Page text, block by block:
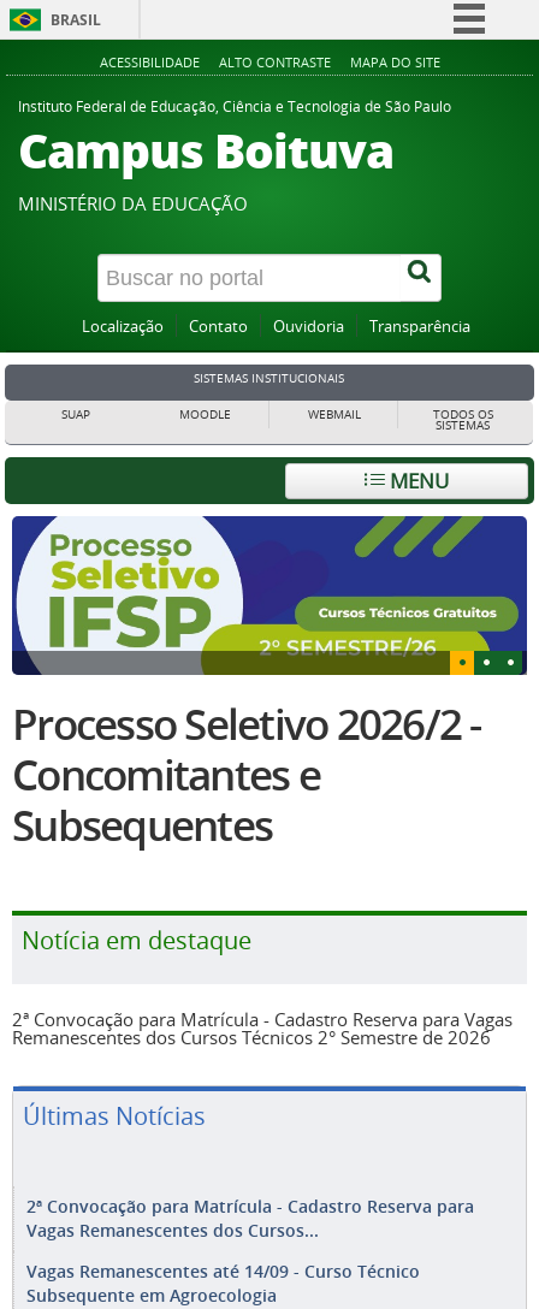
BRASIL
Simplifique!
Comunica BR
Acesso à informação
Canais
ACESSIBILIDADE ALTO CONTRASTE MAPA DO SITE
Instituto Federal de Educação, Ciência e Tecnologia de São Paulo
Campus Boituva
MINISTÉRIO DA EDUCAÇÃO
Localização Contato Ouvidoria Transparência
SISTEMAS INSTITUCIONAIS
SUAP MOODLE WEBMAIL TODOS OS
SISTEMAS
MENU
Processo Seletivo 2026/2 -
Concomitantes e
Subsequentes
Notícia em destaque
2ª Convocação para Matrícula - Cadastro Reserva para Vagas
Remanescentes dos Cursos Técnicos 2° Semestre de 2026
Últimas Notícias
2ª Convocação para Matrícula - Cadastro Reserva para
Vagas Remanescentes dos Cursos...
Vagas Remanescentes até 14/09 - Curso Técnico
Subsequente em Agroecologia